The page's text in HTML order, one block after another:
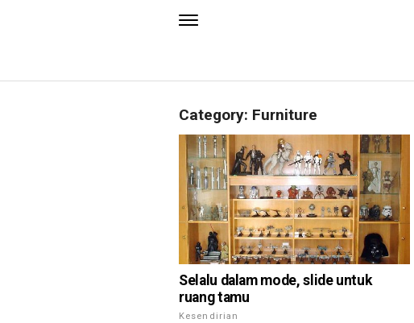
Category: Furniture
Selalu dalam mode, slide untuk
ruang tamu
Kesendirian